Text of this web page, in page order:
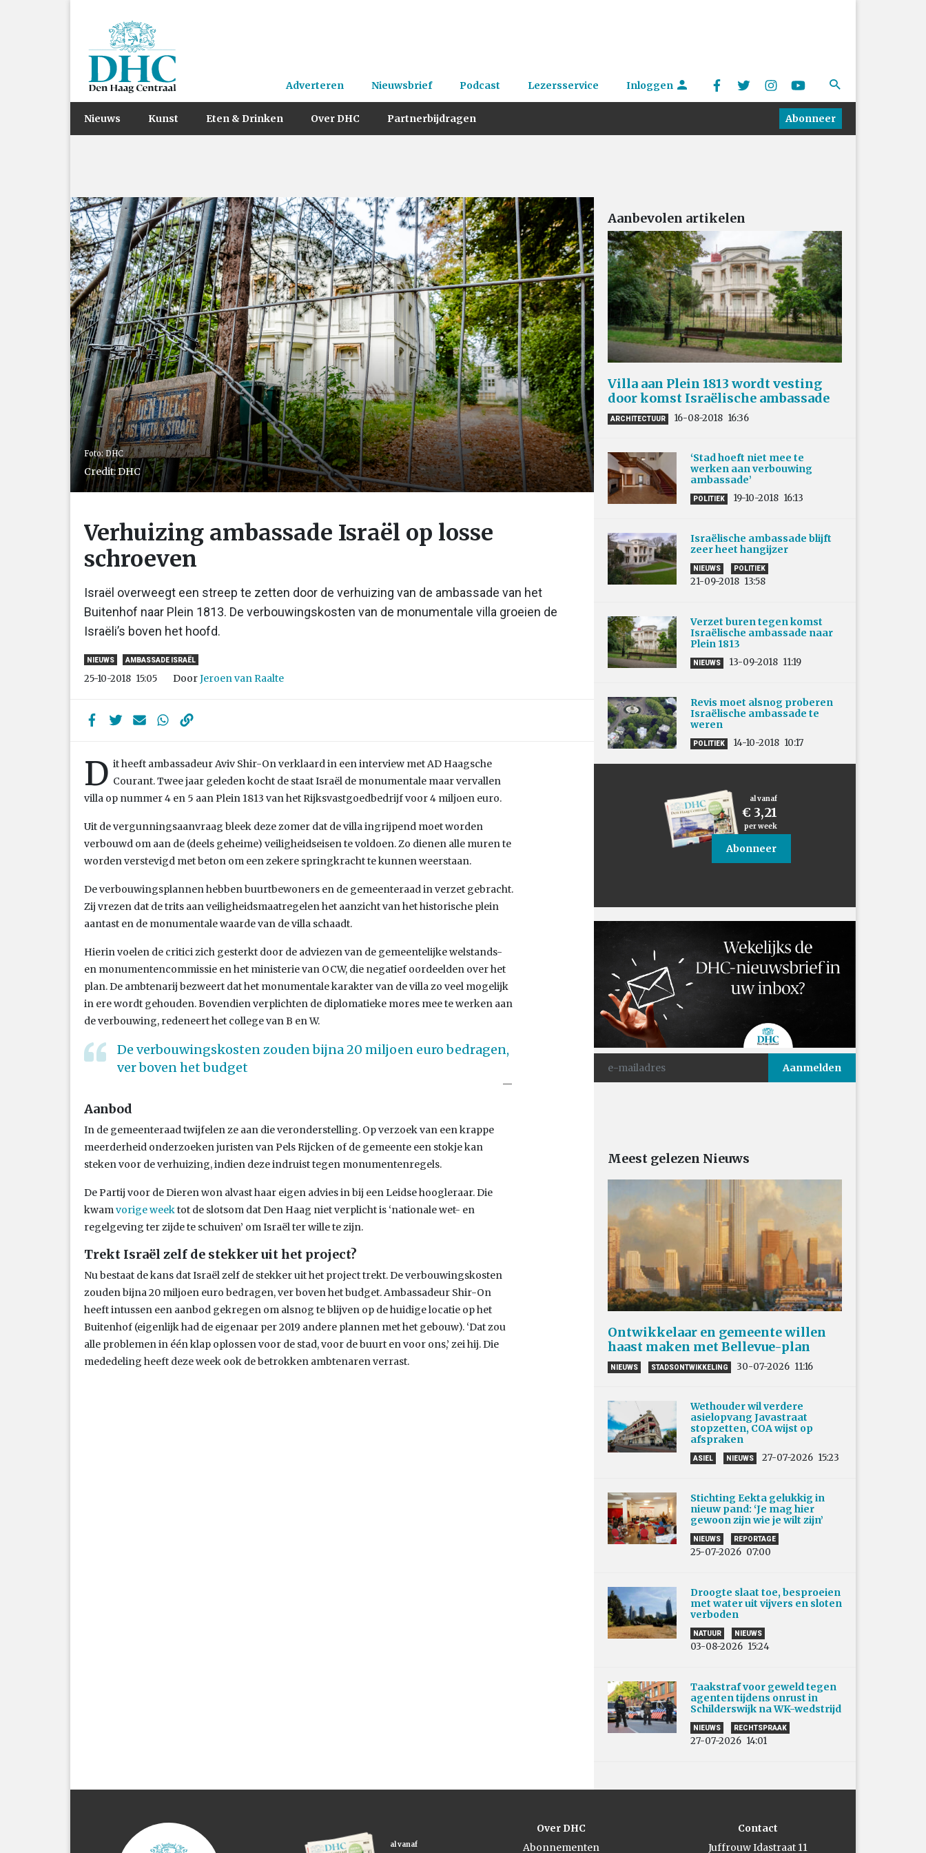
Adverteren Nieuwsbrief Podcast Lezersservice Inloggen
Nieuws Kunst Eten & Drinken Over DHC Partnerbijdragen Abonneer
Foto: DHC
Credit: DHC
Verhuizing ambassade Israël op losse
schroeven
Israël overweegt een streep te zetten door de verhuizing van de ambassade van het
Buitenhof naar Plein 1813. De verbouwingskosten van de monumentale villa groeien de
Israëli’s boven het hoofd.
NIEUWS AMBASSADE ISRAËL
25-10-2018 15:05 DoorJeroen van Raalte
D it heeft ambassadeur Aviv Shir-On verklaard in een interview met AD Haagsche
Courant. Twee jaar geleden kocht de staat Israël de monumentale maar vervallen
villa op nummer 4 en 5 aan Plein 1813 van het Rijksvastgoedbedrijf voor 4 miljoen euro.
Uit de vergunningsaanvraag bleek deze zomer dat de villa ingrijpend moet worden
verbouwd om aan de (deels geheime) veiligheidseisen te voldoen. Zo dienen alle muren te
worden verstevigd met beton om een zekere springkracht te kunnen weerstaan.
De verbouwingsplannen hebben buurtbewoners en de gemeenteraad in verzet gebracht.
Zij vrezen dat de trits aan veiligheidsmaatregelen het aanzicht van het historische plein
aantast en de monumentale waarde van de villa schaadt.
Hierin voelen de critici zich gesterkt door de adviezen van de gemeentelijke welstands-
en monumentencommissie en het ministerie van OCW, die negatief oordeelden over het
plan. De ambtenarij bezweert dat het monumentale karakter van de villa zo veel mogelijk
in ere wordt gehouden. Bovendien verplichten de diplomatieke mores mee te werken aan
de verbouwing, redeneert het college van B en W.
De verbouwingskosten zouden bijna 20 miljoen euro bedragen,
ver boven het budget
Aanbod
In de gemeenteraad twijfelen ze aan die veronderstelling. Op verzoek van een krappe
meerderheid onderzoeken juristen van Pels Rijcken of de gemeente een stokje kan
steken voor de verhuizing, indien deze indruist tegen monumentenregels.
De Partij voor de Dieren won alvast haar eigen advies in bij een Leidse hoogleraar. Die
kwam vorige weektot de slotsom dat Den Haag niet verplicht is ‘nationale wet- en
regelgeving ter zijde te schuiven’ om Israël ter wille te zijn.
Trekt Israël zelf de stekker uit het project?
Nu bestaat de kans dat Israël zelf de stekker uit het project trekt. De verbouwingskosten
zouden bijna 20 miljoen euro bedragen, ver boven het budget. Ambassadeur Shir-On
heeft intussen een aanbod gekregen om alsnog te blijven op de huidige locatie op het
Buitenhof (eigenlijk had de eigenaar per 2019 andere plannen met het gebouw). ‘Dat zou
alle problemen in één klap oplossen voor de stad, voor de buurt en voor ons,’ zei hij. Die
mededeling heeft deze week ook de betrokken ambtenaren verrast.
Aanbevolen artikelen
Villa aan Plein 1813 wordt vesting
door komst Israëlische ambassade
ARCHITECTUUR 16-08-2018 16:36
‘Stad hoeft niet mee te
werken aan verbouwing
ambassade’
POLITIEK 19-10-2018 16:13
Israëlische ambassade blijft
zeer heet hangijzer
NIEUWS POLITIEK
21-09-2018 13:58
Verzet buren tegen komst
Israëlische ambassade naar
Plein 1813
NIEUWS 13-09-2018 11:19
Revis moet alsnog proberen
Israëlische ambassade te
weren
POLITIEK 14-10-2018 10:17
al vanaf
€ 3,21
per week
Abonneer
Meest gelezen Nieuws
Ontwikkelaar en gemeente willen
haast maken met Bellevue-plan
NIEUWS STADSONTWIKKELING 30-07-2026 11:16
Wethouder wil verdere
asielopvang Javastraat
stopzetten, COA wijst op
afspraken
ASIEL NIEUWS 27-07-2026 15:23
Stichting Eekta gelukkig in
nieuw pand: ‘Je mag hier
gewoon zijn wie je wilt zijn’
NIEUWS REPORTAGE
25-07-2026 07:00
Droogte slaat toe, besproeien
met water uit vijvers en sloten
verboden
NATUUR NIEUWS
03-08-2026 15:24
Taakstraf voor geweld tegen
agenten tijdens onrust in
Schilderswijk na WK-wedstrijd
NIEUWS RECHTSPRAAK
27-07-2026 14:01
al vanaf
Over DHC
Abonnementen
Contact
Juffrouw Idastraat 11